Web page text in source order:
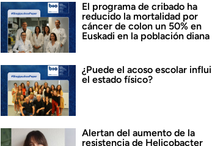
El programa de cribado ha
reducido la mortalidad por
cáncer de colon un 50% en
Euskadi en la población diana
¿Puede el acoso escolar
el estado físico?
Alertan del aumento de la
resistencia de Helicobacter